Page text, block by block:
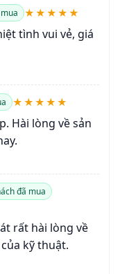
★★★★★
tình vui vẻ, giá
★★★★★
Hài lòng về sản
đã mua
rất hài lòng về
kỹ thuật.